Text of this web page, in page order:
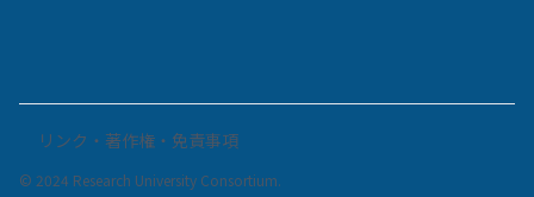
リンク・著作権・免責事項
© 2024 Research University Consortium.